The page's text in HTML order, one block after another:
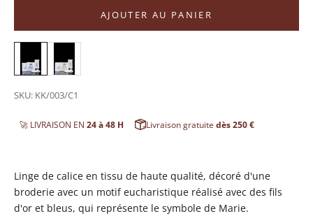
AJOUTER AU PANIER
SKU: KK/003/C1
🚀 LIVRAISON EN 24 à 48 H Livraison gratuite dès 250 €
Linge de calice en tissu de haute qualité, décoré d'une
broderie avec un motif eucharistique réalisé avec des fils
d'or et bleus, qui représente le symbole de Marie.